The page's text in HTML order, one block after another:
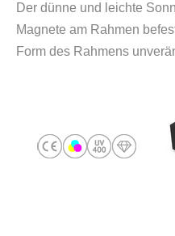
Der dünne und leichte
Magnete am Rahmen
Form des Rahmens